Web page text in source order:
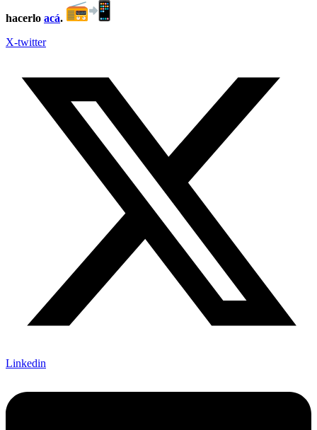
hacerlo acá.
X-twitter
Linkedin